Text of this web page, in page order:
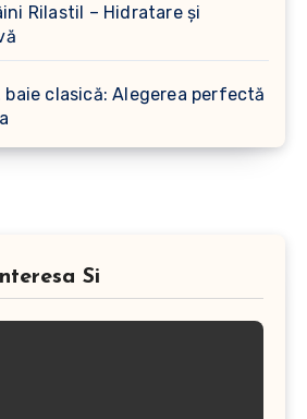
Rilastil – Hidratare și
baie clasică: Alegerea perfectă
Si